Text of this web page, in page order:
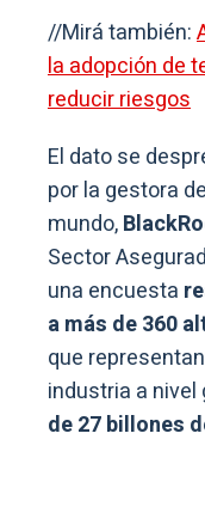
//Mirá también:
la adopción de
reducir riesgos
El dato se
por la gestora
mundo,
Sector
una encuesta
a más de 360
que
industria a nivel
de 27 billones